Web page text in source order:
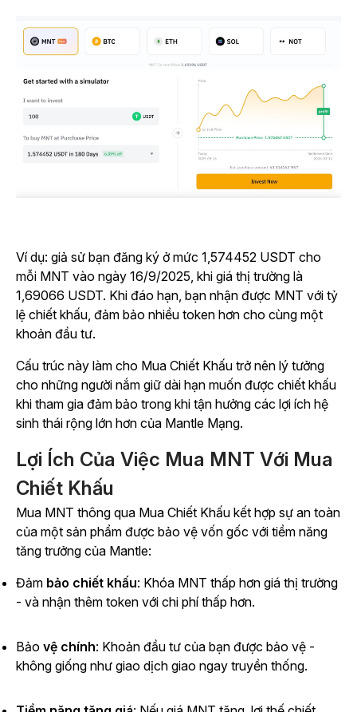
Ví dụ: giả sử bạn đăng ký ở mức 1,574452 USDT cho
mỗi MNT vào ngày 16/9/2025, khi giá thị trường là
1,69066 USDT. Khi đáo hạn, bạn nhận được MNT với tỷ
lệ chiết khấu, đảm bảo nhiều token hơn cho cùng một
khoản đầu tư.
Cấu trúc này làm cho Mua Chiết Khấu trở nên lý tưởng
cho những người nắm giữ dài hạn muốn được chiết khấu
khi tham gia đảm bảo trong khi tận hưởng các lợi ích hệ
sinh thái rộng lớn hơn của Mantle Mạng.
Lợi Ích Của Việc Mua MNT Với Mua
Chiết Khấu
Mua MNT thông qua Mua Chiết Khấu kết hợp sự an toàn
của một sản phẩm được bảo vệ vốn gốc với tiềm năng
tăng trưởng của Mantle:
Đảm bảo chiết khấu: Khóa MNT thấp hơn giá thị trường
- và nhận thêm token với chi phí thấp hơn.
Bảo vệ chính: Khoản đầu tư của bạn được bảo vệ -
không giống như giao dịch giao ngay truyền thống.